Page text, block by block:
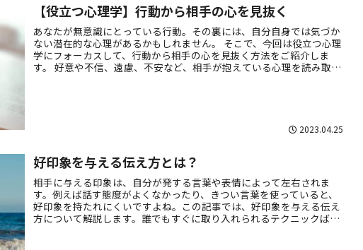
【役立つ心理学】行動から相手の心を見抜く
あなたが無意識にとっている行動。その裏には、自分自身では気づか
ない潜在的な心理があるかもしれません。 そこで、今回は役立つ心理
学にフォーカスして、行動から相手の心を見抜く方法をご紹介しま
す。 好意や不信、遠慮、不安など、相手が抱えている心理を読み取る
2023.04.25
好印象を与える伝え方とは？
相手に与える印象は、自分が発する言葉や表情によって左右されま
す。例えば話す態度がよくなかったり、きつい言葉を使っていると、
好印象を持たれにくいですよね。この記事では、好印象を与える伝え
方について解説します。誰でもすぐに取り入れられるテクニックばか